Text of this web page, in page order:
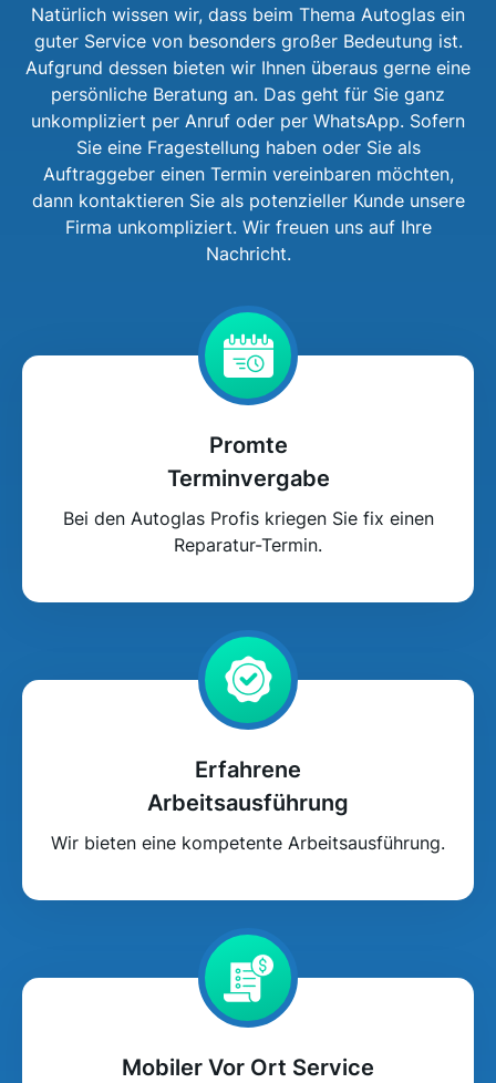
Natürlich wissen wir, dass beim Thema Autoglas ein
guter Service von besonders großer Bedeutung ist.
Aufgrund dessen bieten wir Ihnen überaus gerne eine
persönliche Beratung an. Das geht für Sie ganz
unkompliziert per Anruf oder per WhatsApp. Sofern
Sie eine Fragestellung haben oder Sie als
Auftraggeber einen Termin vereinbaren möchten,
dann kontaktieren Sie als potenzieller Kunde unsere
Firma unkompliziert. Wir freuen uns auf Ihre
Nachricht.
Promte
Terminvergabe
Bei den Autoglas Profis kriegen Sie fix einen
Reparatur-Termin.
Erfahrene
Arbeitsausführung
Wir bieten eine kompetente Arbeitsausführung.
Mobiler Vor Ort Service